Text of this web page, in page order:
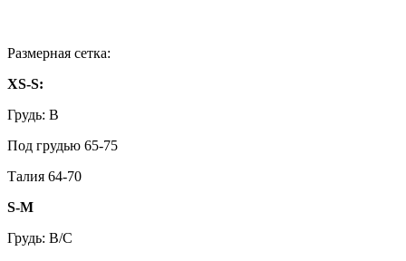
Размерная сетка:
XS-S:
Грудь: B
Под грудью 65-75
Талия 64-70
S-M
Грудь: B/C